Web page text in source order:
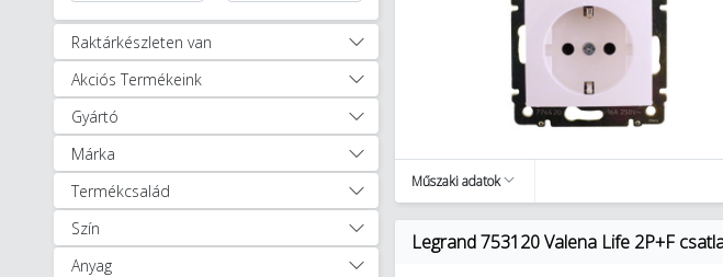
Raktárkészleten van
Akciós Termékeink
Gyártó
Márka
Termékcsalád
Szín
Anyag
Műszaki adatok
Legrand 753120 Valena Life 2P+F